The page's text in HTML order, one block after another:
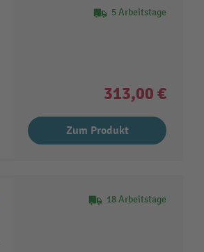
5 Arbeitstage
313,00 €
Zum Produkt
18 Arbeitstage